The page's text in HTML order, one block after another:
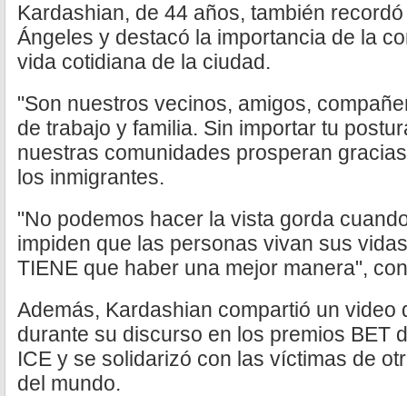
Kardashian, de 44 años, también
Ángeles y destacó la importancia de la
vida cotidiana de la ciudad.
"Son nuestros vecinos, amigos,
de trabajo y familia. Sin importar tu
nuestras comunidades prosperan
los inmigrantes.
"No podemos hacer la vista gorda
impiden que las personas vivan sus
TIENE que haber una mejor manera",
Además, Kardashian compartió un video
durante su discurso en los premios BET
ICE y se solidarizó con las víctimas de
del mundo.